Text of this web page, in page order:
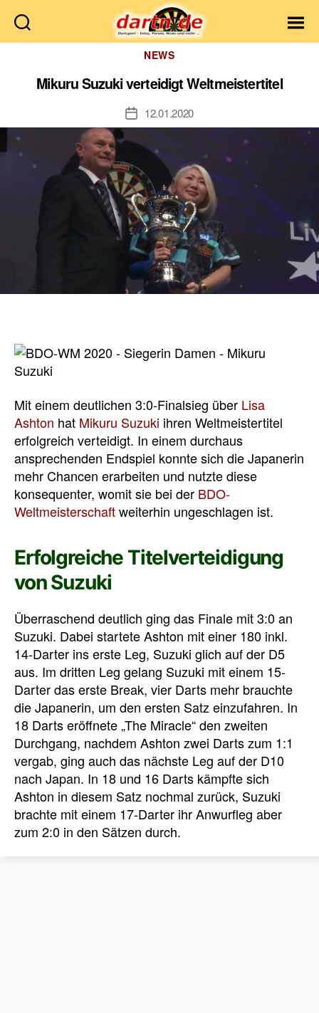
Dartn.de
Kategorien
NEWS
Mikuru Suzuki verteidigt Weltmeistertitel
Veröffentlichungsdatum
12.01.2020
Mit einem deutlichen 3:0-Finalsieg über Lisa
Ashton hat Mikuru Suzuki ihren Weltmeistertitel
erfolgreich verteidigt. In einem durchaus
ansprechenden Endspiel konnte sich die Japanerin
mehr Chancen erarbeiten und nutzte diese
konsequenter, womit sie bei der BDO-
Weltmeisterschaftweiterhin ungeschlagen ist.
Erfolgreiche Titelverteidigung
von Suzuki
Überraschend deutlich ging das Finale mit 3:0 an
Suzuki. Dabei startete Ashton mit einer 180 inkl.
14-Darter ins erste Leg, Suzuki glich auf der D5
aus. Im dritten Leg gelang Suzuki mit einem 15-
Darter das erste Break, vier Darts mehr brauchte
die Japanerin, um den ersten Satz einzufahren. In
18 Darts eröffnete „The Miracle“ den zweiten
Durchgang, nachdem Ashton zwei Darts zum 1:1
vergab, ging auch das nächste Leg auf der D10
nach Japan. In 18 und 16 Darts kämpfte sich
Ashton in diesem Satz nochmal zurück, Suzuki
brachte mit einem 17-Darter ihr Anwurfleg aber
zum 2:0 in den Sätzen durch.